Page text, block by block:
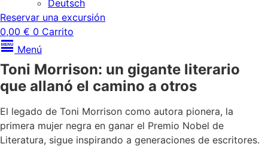
Deutsch
Reservar una excursión
0,00 € 0 Carrito
Menú
Toni Morrison: un gigante literario
que allanó el camino a otros
El legado de Toni Morrison como autora pionera, la
primera mujer negra en ganar el Premio Nobel de
Literatura, sigue inspirando a generaciones de escritores.